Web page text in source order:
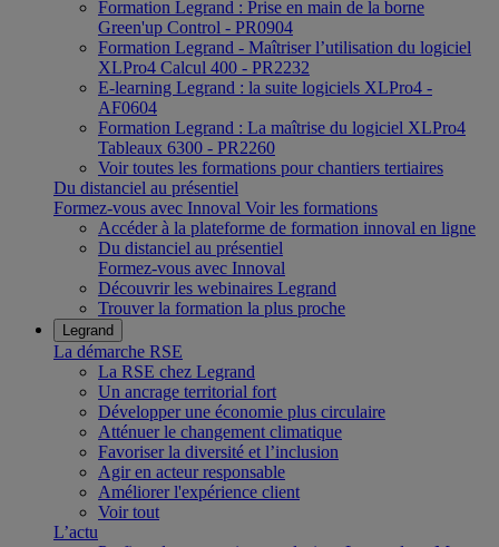
Formation Legrand : Prise en main de la borne
Green'up Control - PR0904
Formation Legrand - Maîtriser l’utilisation du logiciel
XLPro4 Calcul 400 - PR2232
E-learning Legrand : la suite logiciels XLPro4 -
AF0604
Formation Legrand : La maîtrise du logiciel XLPro4
Tableaux 6300 - PR2260
Voir toutes les formations pour chantiers tertiaires
Du distanciel au présentiel
Formez-vous avec Innoval Voir les formations
Accéder à la plateforme de formation innoval en ligne
Du distanciel au présentiel
Formez-vous avec Innoval
Découvrir les webinaires Legrand
Trouver la formation la plus proche
Legrand
La démarche RSE
La RSE chez Legrand
Un ancrage territorial fort
Développer une économie plus circulaire
Atténuer le changement climatique
Favoriser la diversité et l’inclusion
Agir en acteur responsable
Améliorer l'expérience client
Voir tout
L’actu